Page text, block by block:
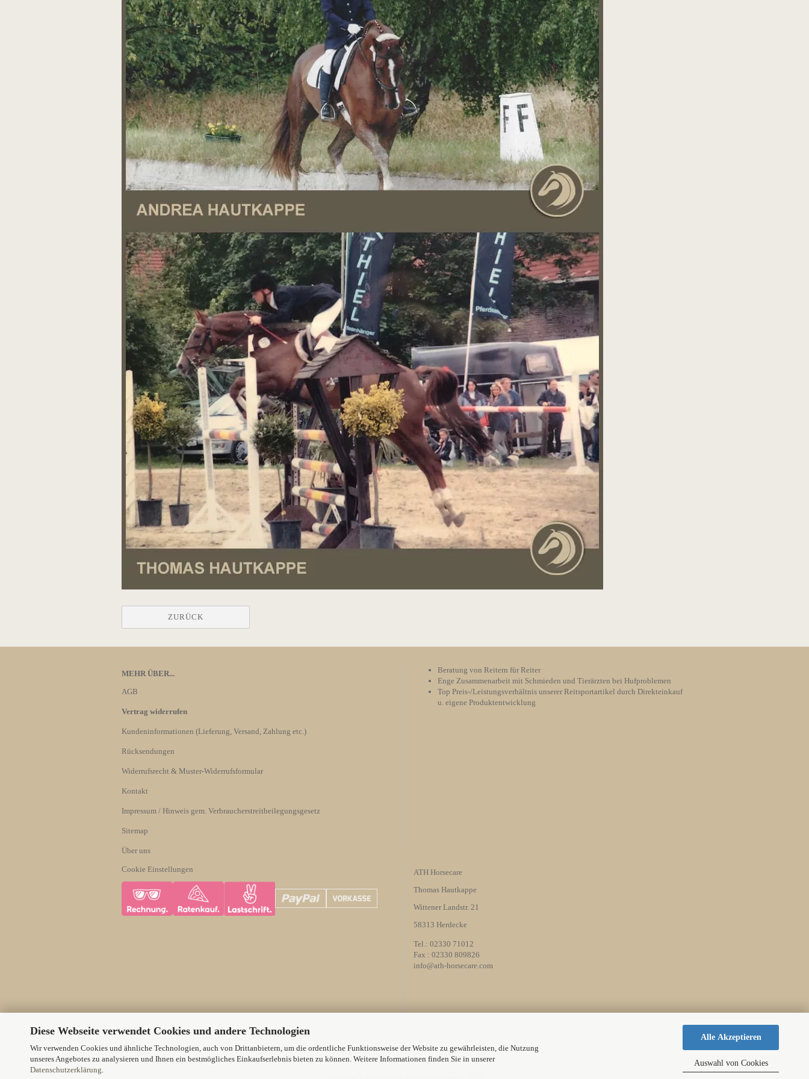
Diese Webseite verwendet Cookies und andere Technologien
Wir verwenden Cookies und ähnliche Technologien, auch von Drittanbietern, um die ordentliche Funktionsweise der Website zu gewährleisten, die Nutzung
unseres Angebotes zu analysieren und Ihnen ein bestmögliches Einkaufserlebnis bieten zu können. Weitere Informationen finden Sie in unserer
Datenschutzerklärung.
Alle Akzeptieren
Auswahl von Cookies
ZURÜCK
MEHR ÜBER...
AGB
Vertrag widerrufen
Kundeninformationen (Lieferung, Versand, Zahlung etc.)
Rücksendungen
Widerrufsrecht & Muster-Widerrufsformular
Kontakt
Impressum / Hinweis gem. Verbraucherstreitbeilegungsgesetz
Sitemap
Über uns
Cookie Einstellungen
Beratung von Reitern für Reiter
Enge Zusammenarbeit mit Schmieden und Tierärzten bei Hufproblemen
Top Preis-/Leistungsverhältnis unserer Reitsportartikel durch Direkteinkauf
u. eigene Produktentwicklung
ATH Horsecare
Thomas Hautkappe
Wittener Landstr. 21
58313 Herdecke
Tel.: 02330 71012
Fax : 02330 809826
info@ath-horsecare.com